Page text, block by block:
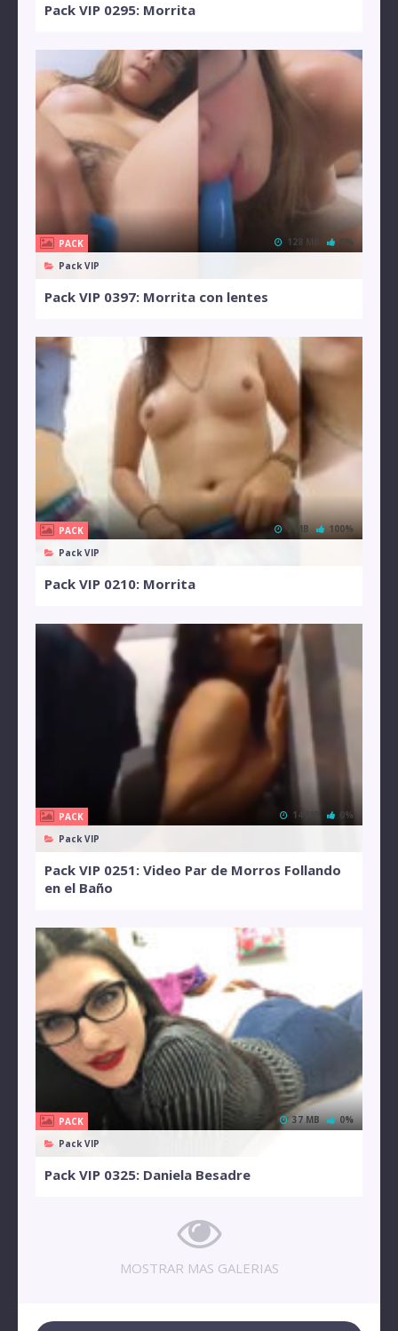
Pack VIP 0295: Morrita
PACK
Pack VIP
128 MB 0%
Pack VIP 0397: Morrita con lentes
PACK
Pack VIP
7 MB 100%
Pack VIP 0210: Morrita
PACK
Pack VIP
14 MB 0%
Pack VIP 0251: Video Par de Morros Follando
en el Baño
PACK
Pack VIP
37 MB 0%
Pack VIP 0325: Daniela Besadre
MOSTRAR MAS GALERIAS